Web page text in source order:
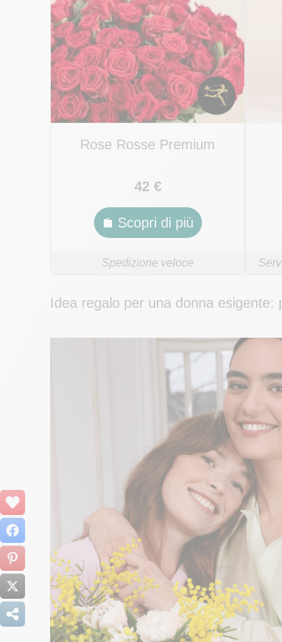
Rose Rosse Premium
42 €
Scopri di più
Spedizione veloce
Idea regalo per una donna esigente: